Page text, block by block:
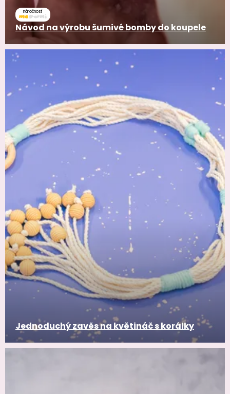
náročnosť
Návod na výrobu šumivé bomby do koupele
Jednoduchý zavěs na květináč s korálky